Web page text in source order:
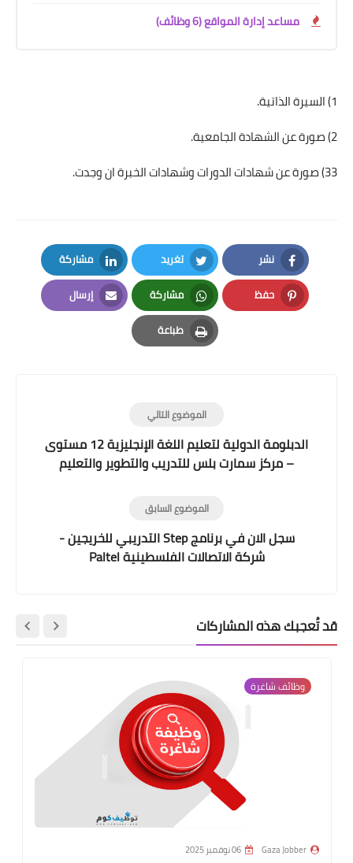
مساعد إدارة المواقع (6 وظائف)
1) السيرة الذاتية.
2) صورة عن الشهادة الجامعية.
33) صورة عن شهادات الدورات وشهادات الخبرة ان وجدت.
نشر
Facebook
تغريد
Twitter
مشاركة
LinkedIn
حفظ
Pinterest
مشاركة
Whatsapp
إرسال
Email
طباعة
Print
الموضوع التالي
الدبلومة الدولية لتعليم اللغة الإنجليزية 12 مستوى
– مركز سمارت بلس للتدريب والتطوير والتعليم
الموضوع السابق
سجل الان في برنامج Step التدريبي للخريجين -
شركة الاتصالات الفلسطينية Paltel
قد تُعجبك هذه المشاركات
وظائف شاغرة
Gaza Jobber 06 نوفمبر 2025